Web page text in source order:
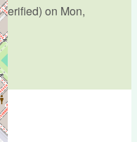
on Mon,